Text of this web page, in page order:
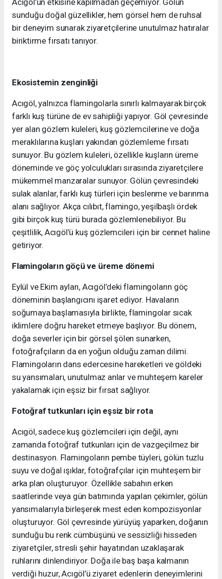
sunduğu doğal güzellikler, hem görsel hem de ruhsal
bir deneyim sunarak ziyaretçilerine unutulmaz hatıralar
biriktirme fırsatı tanıyor.
Ekosistemin zenginliği
Acıgöl, yalnızca flamingolarla sınırlı kalmayarak birçok
farklı kuş türüne de ev sahipliği yapıyor. Göl çevresinde
yer alan gözlem kuleleri, kuş gözlemcilerine ve doğa
meraklılarına kuşları yakından gözlemleme fırsatı
sunuyor. Bu gözlem kuleleri, özellikle kuşların üreme
döneminde ve göç yolculukları sırasında ziyaretçilere
mükemmel manzaralar sunuyor. Gölün çevresindeki
sulak alanlar, farklı kuş türleri için beslenme ve barınma
alanı sağlıyor. Akça cılıbıt, flamingo, yeşilbaşlı ördek
gibi birçok kuş türü burada gözlemlenebiliyor. Bu
çeşitlilik, Acıgöl’ü kuş gözlemcileri için bir cennet haline
getiriyor.
Flamingoların göçü ve üreme dönemi
Eylül ve Ekim ayları, Acıgöl’deki flamingoların göç
döneminin başlangıcını işaret ediyor. Havaların
soğumaya başlamasıyla birlikte, flamingolar sıcak
iklimlere doğru hareket etmeye başlıyor. Bu dönem,
doğa severler için bir görsel şölen sunarken,
fotoğrafçıların da en yoğun olduğu zaman dilimi.
Flamingoların dans edercesine hareketleri ve göldeki
su yansımaları, unutulmaz anlar ve muhteşem kareler
yakalamak için eşsiz bir fırsat sağlıyor.
Fotoğraf tutkunları için eşsiz bir rota
Acıgöl, sadece kuş gözlemcileri için değil, aynı
zamanda fotoğraf tutkunları için de vazgeçilmez bir
destinasyon. Flamingoların pembe tüyleri, gölün tuzlu
suyu ve doğal ışıklar, fotoğrafçılar için muhteşem bir
arka plan oluşturuyor. Özellikle sabahın erken
saatlerinde veya gün batımında yapılan çekimler, gölün
yansımalarıyla birleşerek mest eden kompozisyonlar
oluşturuyor. Göl çevresinde yürüyüş yaparken, doğanın
sunduğu bu renk cümbüşünü ve sessizliği hisseden
ziyaretçiler, stresli şehir hayatından uzaklaşarak
ruhlarını dinlendiriyor. Doğa ile baş başa kalmanın
verdiği huzur, Acıgöl’ü ziyaret edenlerin deneyimlerini